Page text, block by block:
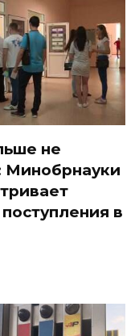
не
Минобрнауки
в